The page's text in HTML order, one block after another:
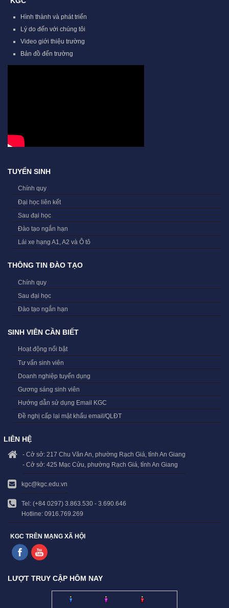
Hình thành và phát triển
Lý do đến với chúng tôi
Video giới thiệu trường
Bản đồ đến trường
TUYỂN SINH
Chính quy
Đại học liên kết
Sau đại học
Đào tạo ngắn hạn
Lái xe hạng A1, A2 và Ô tô
THÔNG TIN ĐÀO TẠO
Chính quy
Sau đại học
Đào tạo ngắn hạn
SINH VIÊN CẦN BIẾT
Hoạt động nổi bật
Tư vấn sinh viên
Doanh nghiệp tuyển dụng
Gương sáng sinh viên
Hướng dẫn sử dụng Email KGC
Đề nghị cấp lại mật khẩu email/QLĐT
LIÊN HỆ
- Cở sở: 217 Chu Văn An, phường Rạch Giá, tỉnh An Giang
- Cở sở: 425 Mạc Cửu, phường Rạch Giá, tỉnh An Giang
kgc@kgc.edu.vn
Tel: (+84 0297) 3.863.530 - 3.690.646
Hotline: 0916.769.269
KGC TRÊN MẠNG XÃ HỘI
LƯỢT TRUY CẬP HÔM NAY